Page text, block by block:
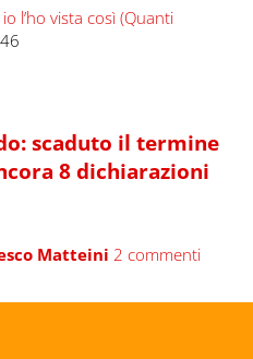
l’ho vista così (Quanti
scaduto il termine
8 dichiarazioni
Matteini 2 commenti